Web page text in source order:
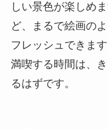
しい景色が楽しめ
ど、まるで絵画の
フレッシュできま
満喫する時間は、
るはずです。